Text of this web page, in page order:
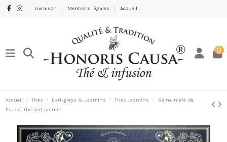
Livraison Mentions légales Accueil
0
Accueil Thés Earl-greys & Jasmins Thés Jasmins
Reine-mère de
l'ouest, thé vert jasmin